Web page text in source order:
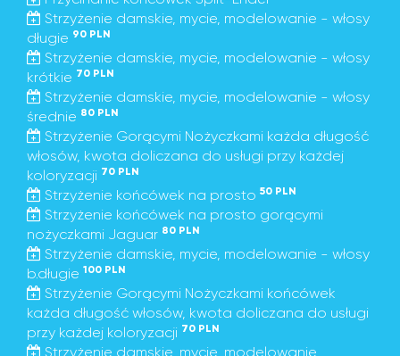
Strzyżenie damskie, mycie, modelowanie - włosy
długie 90 PLN
Strzyżenie damskie, mycie, modelowanie - włosy
krótkie 70 PLN
Strzyżenie damskie, mycie, modelowanie - włosy
średnie 80 PLN
Strzyżenie Gorącymi Nożyczkami każda długość
włosów, kwota doliczana do usługi przy każdej
koloryzacji 70 PLN
Strzyżenie końcówek na prosto 50 PLN
Strzyżenie końcówek na prosto gorącymi
nożyczkami Jaguar 80 PLN
Strzyżenie damskie, mycie, modelowanie - włosy
b.długie 100 PLN
Strzyżenie Gorącymi Nożyczkami końcówek
każda długość włosów, kwota doliczana do usługi
przy każdej koloryzacji 70 PLN
Strzyżenie damskie, mycie, modelowanie